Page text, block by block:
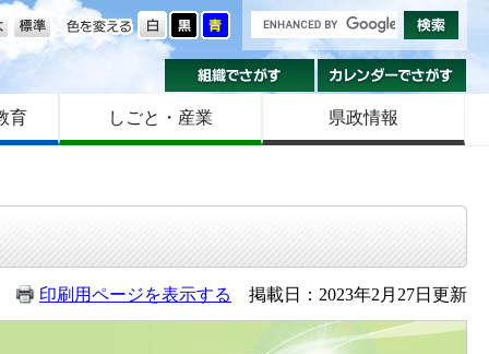
色を変える
大きさ
組織でさがす
育 しごと・産業 県政情報
印刷用ページを表示する 掲載日：2023年2月27日更新